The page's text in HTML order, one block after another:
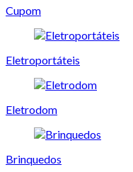
Cupom
Eletroportáteis
Eletrodom
Brinquedos